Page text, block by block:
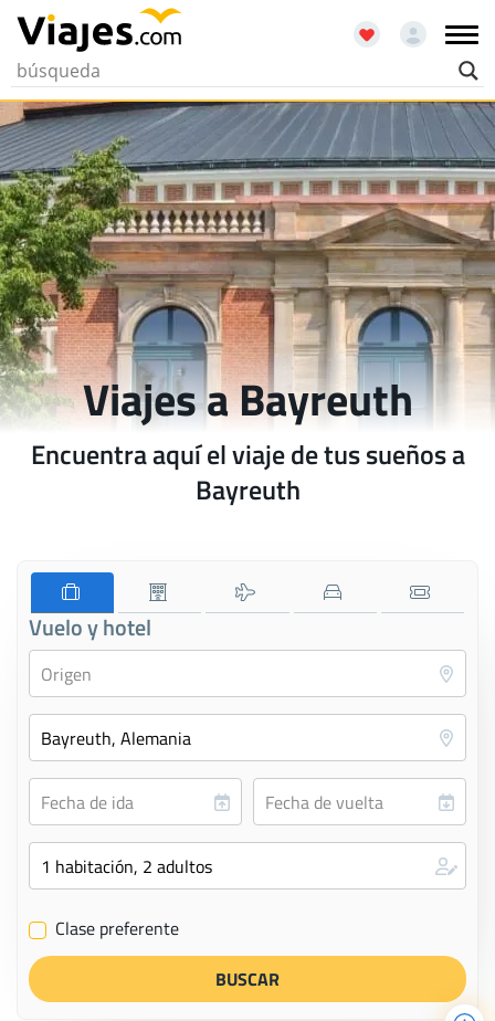
Viajes a Bayreuth
Encuentra aquí el viaje de tus sueños a
Bayreuth
Vuelo y hotel
✔ Clase preferente